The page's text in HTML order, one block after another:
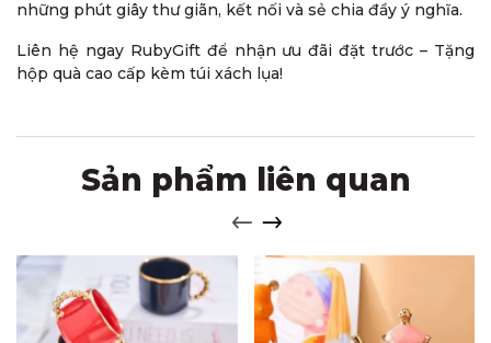
những phút giây thư giãn, kết nối và sẻ chia đầy ý nghĩa.
Liên hệ ngay RubyGift để nhận ưu đãi đặt trước – Tặng
hộp quà cao cấp kèm túi xách lụa!
Sản phẩm liên quan